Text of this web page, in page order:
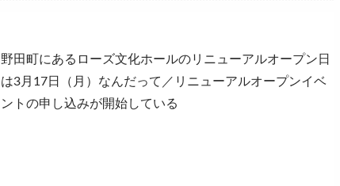
野田町にあるローズ文化ホールのリニューアルオープン日
は3月17日（月）なんだって／リニューアルオープンイベ
ントの申し込みが開始している